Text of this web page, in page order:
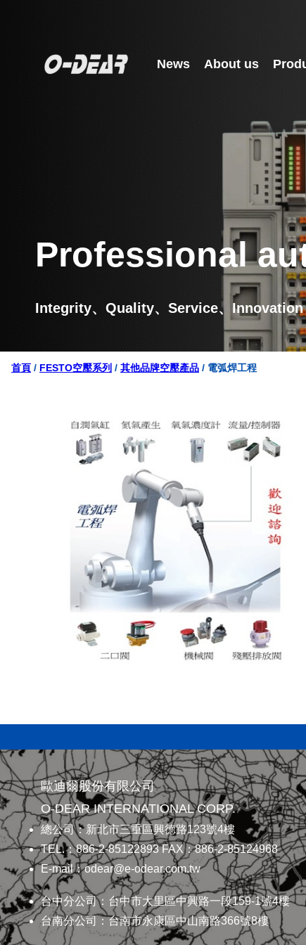
News About us
Professional
Integrity、Quality、Service、Innovation
首頁 / FESTO空壓系列 / 其他品牌空壓產品 / 電弧焊工程
歐迪爾股份有限公司
O-DEAR INTERNATIONAL CORP.
總公司：新北市三重區興德路123號4樓
TEL.：886-2-85122893 FAX：886-2-85124968
E-mail：odear@e-odear.com.tw
台中分公司：台中市大里區中興路一段159-1號4樓
台南分公司：台南市永康區中山南路366號8樓